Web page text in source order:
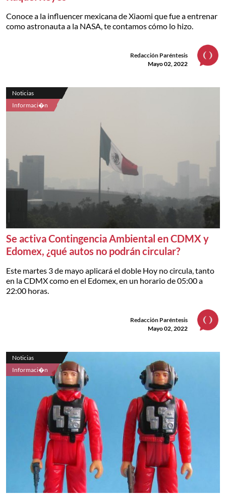
Conoce a la influencer mexicana de Xiaomi que fue a entrenar
como astronauta a la NASA, te contamos cómo lo hizo.
Redacción Paréntesis
Mayo 02, 2022
Noticias
Informaci�n
Se activa Contingencia Ambiental en CDMX y
Edomex, ¿qué autos no podrán circular?
Este martes 3 de mayo aplicará el doble Hoy no circula, tanto
en la CDMX como en el Edomex, en un horario de 05:00 a
22:00 horas.
Redacción Paréntesis
Mayo 02, 2022
Noticias
Informaci�n